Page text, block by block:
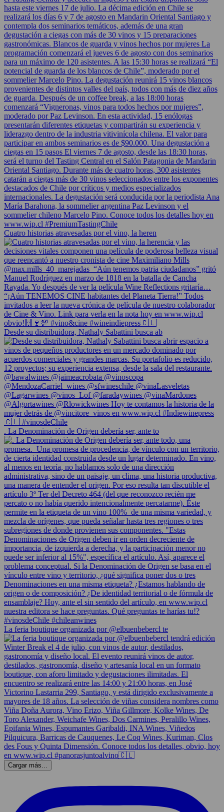
Cuatro historias atravesadas por el vino, la heren
Desde su distribuidora, Nathaly Sabattini busca ab
. La Denominación de Origen debería ser, ante to
La feria boutique organizada por @elbuenbebercl te
Cargar más...